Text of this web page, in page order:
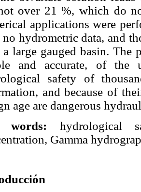
over 21 %, which do
applications were
hydrometric data, and
large gauged basin. The
and accurate, of the
safety of
and because of
age are dangerous
words: hydrological
Gamma